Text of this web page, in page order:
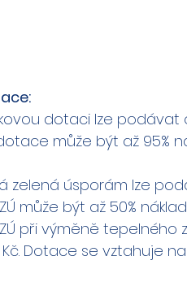
dotaci lze podávat
může být až 95%
zelená úsporám lze
může být až 50%
při výměně tepelného
Dotace se vztahuje na